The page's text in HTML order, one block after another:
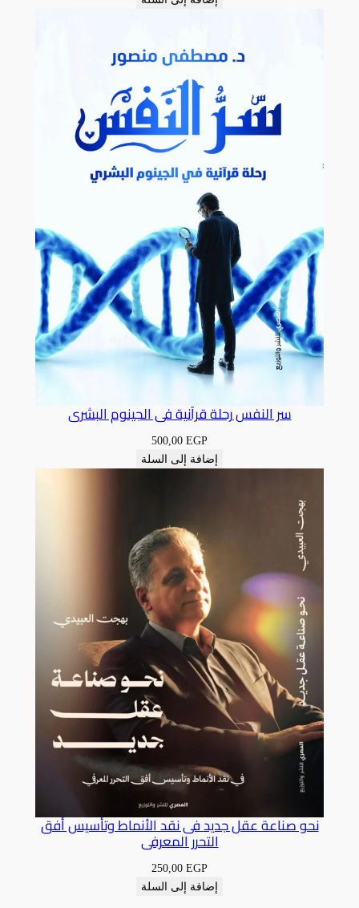
سر النفس رحلة قرآنية فى الجينوم البشرى
500,00 EGP
إضافة إلى السلة
نحو صناعة عقل جديد فى نقد الأنماط وتأسيس أفق
التحرر المعرفى
250,00 EGP
إضافة إلى السلة